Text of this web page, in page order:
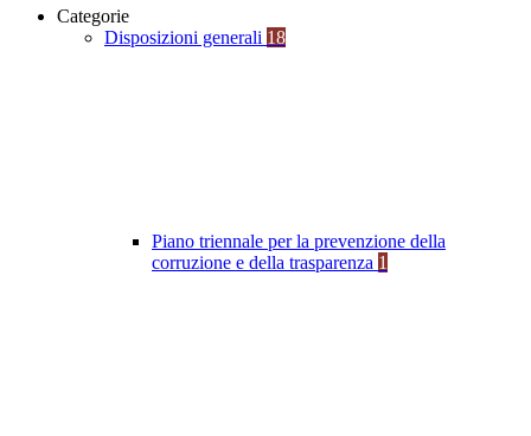
Categorie
Disposizioni generali 18
Piano triennale per la prevenzione della
corruzione e della trasparenza 1